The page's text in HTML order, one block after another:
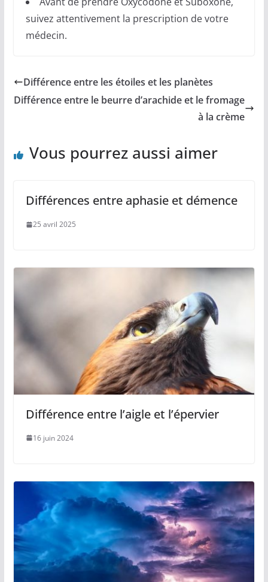
suivez attentivement la prescription de votre
médecin.
Différence entre les étoiles et les planètes
Différence entre le beurre d’arachide et le fromage
à la crème
Vous pourrez aussi aimer
Différences entre aphasie et démence
25 avril 2025
Différence entre l’aigle et l’épervier
16 juin 2024